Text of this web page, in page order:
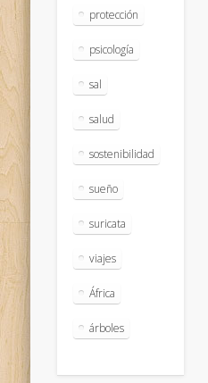
protección
psicología
sal
salud
sostenibilidad
sueño
suricata
viajes
África
árboles